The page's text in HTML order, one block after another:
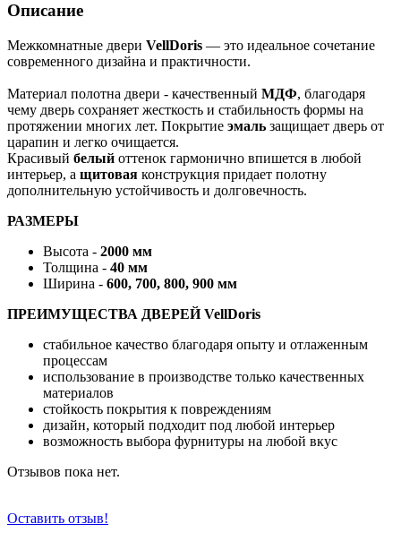
Описание
Межкомнатные двери VellDoris — это идеальное сочетание
современного дизайна и практичности.
Материал полотна двери - качественный МДФ, благодаря
чему дверь сохраняет жесткость и стабильность формы на
протяжении многих лет. Покрытие эмаль защищает дверь от
царапин и легко очищается.
Красивый белый оттенок гармонично впишется в любой
интерьер, а щитовая конструкция придает полотну
дополнительную устойчивость и долговечность.
РАЗМЕРЫ
Высота - 2000 мм
Толщина - 40 мм
Ширина - 600, 700, 800, 900 мм
ПРЕИМУЩЕСТВА ДВЕРЕЙ VellDoris
стабильное качество благодаря опыту и отлаженным
процессам
использование в производстве только качественных
материалов
стойкость покрытия к повреждениям
дизайн, который подходит под любой интерьер
возможность выбора фурнитуры на любой вкус
Отзывов пока нет.
Оставить отзыв!